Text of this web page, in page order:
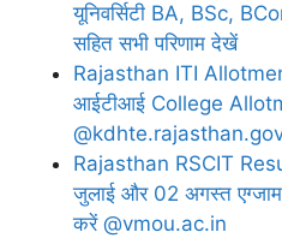
यूनिवर्सिटी BA, BSc,
सहित सभी परिणाम देखें
Rajasthan ITI
आईटीआई College
Rajasthan RSCIT
जुलाई और 02 अगस्त
करें @vmou.ac.in